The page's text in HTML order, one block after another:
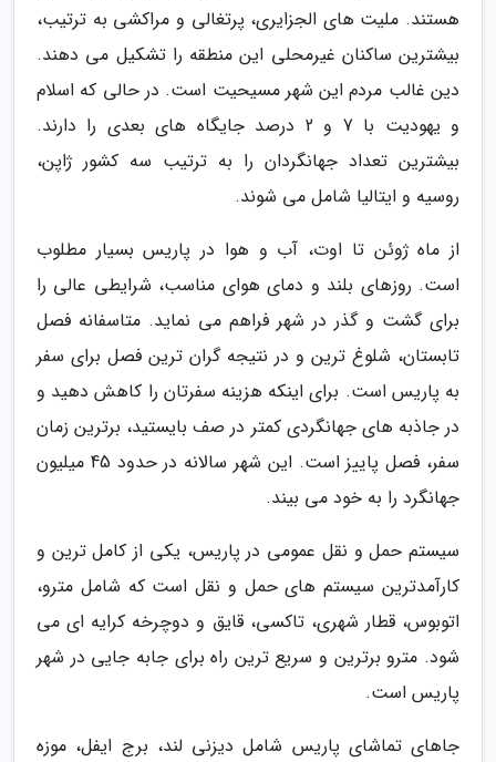
هستند. ملیت های الجزایری، پرتغالی و مراکشی به ترتیب،
بیشترین ساکنان غیرمحلی این منطقه را تشکیل می دهند.
دین غالب مردم این شهر مسیحیت است. در حالی که اسلام
و یهودیت با 7 و 2 درصد جایگاه های بعدی را دارند.
بیشترین تعداد جهانگردان را به ترتیب سه کشور ژاپن،
روسیه و ایتالیا شامل می شوند.
از ماه ژوئن تا اوت، آب و هوا در پاریس بسیار مطلوب
است. روزهای بلند و دمای هوای مناسب، شرایطی عالی را
برای گشت و گذر در شهر فراهم می نماید. متاسفانه فصل
تابستان، شلوغ ترین و در نتیجه گران ترین فصل برای سفر
به پاریس است. برای اینکه هزینه سفرتان را کاهش دهید و
در جاذبه های جهانگردی کمتر در صف بایستید، برترین زمان
سفر، فصل پاییز است. این شهر سالانه در حدود 45 میلیون
جهانگرد را به خود می بیند.
سیستم حمل و نقل عمومی در پاریس، یکی از کامل ترین و
کارآمدترین سیستم های حمل و نقل است که شامل مترو،
اتوبوس، قطار شهری، تاکسی، قایق و دوچرخه کرایه ای می
شود. مترو برترین و سریع ترین راه برای جابه جایی در شهر
پاریس است.
جاهای تماشای پاریس شامل دیزنی لند، برج ایفل، موزه